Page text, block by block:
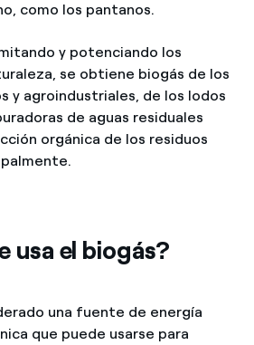
como los pantanos.
y potenciando los
se obtiene biogás de los
y agroindustriales, de los lodos
de aguas residuales
orgánica de los residuos
usa el biogás?
una fuente de energía
que puede usarse para